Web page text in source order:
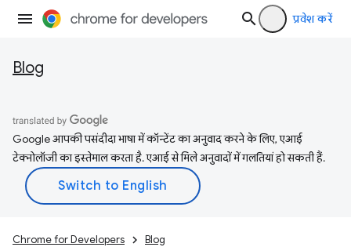
प्रवेश करें
Blog
Google आपकी पसंदीदा भाषा में कॉन्टेंट का अनुवाद करने के लिए, एआई
टेक्नोलॉजी का इस्तेमाल करता है. एआई से मिले अनुवादों में गलतियां हो सकती हैं.
Chrome for Developers Blog